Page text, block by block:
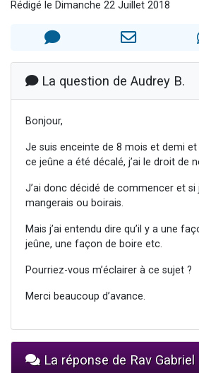
Il reste 49 places pour
2 nouvelles musiques
Rédigé le Dimanche 22 Juillet 2018
La question de Audrey B.
Bonjour,
Je suis enceinte de 8 mois et demi
ce jeûne a été décalé, j’ai le droit de
J’ai donc décidé de commencer et si
mangerais ou boirais.
Mais j’ai entendu dire qu’il y a une
jeûne, une façon de boire etc.
Pourriez-vous m’éclairer à ce sujet ?
Merci beaucoup d’avance.
La réponse de Rav Gabriel